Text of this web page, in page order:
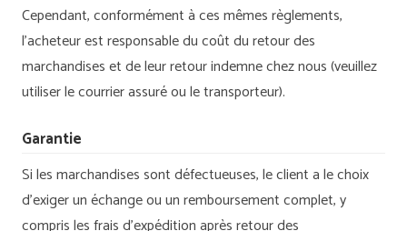
Cependant, conformément à ces mêmes règlements,
l’acheteur est responsable du coût du retour des
marchandises et de leur retour indemne chez nous (veuillez
utiliser le courrier assuré ou le transporteur).
Garantie
Si les marchandises sont défectueuses, le client a le choix
d’exiger un échange ou un remboursement complet, y
compris les frais d’expédition après retour des